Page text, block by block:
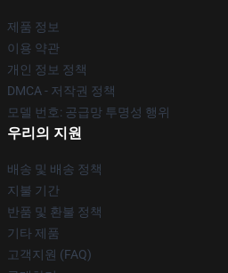
제품 정보
이용 약관
개인 정보 정책
DMCA - 저작권 정책
모델 번호: 공급망 투명성 행위
우리의 지원
배송 및 배송 정책
지불 기간
반품 및 환불 정책
기타 제품
고객지원 (FAQ)